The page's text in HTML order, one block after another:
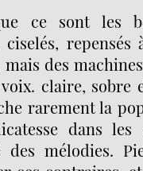
ce sont les
ciselés,
des
claire, sobre
rarement la
dans les
des mélodies.